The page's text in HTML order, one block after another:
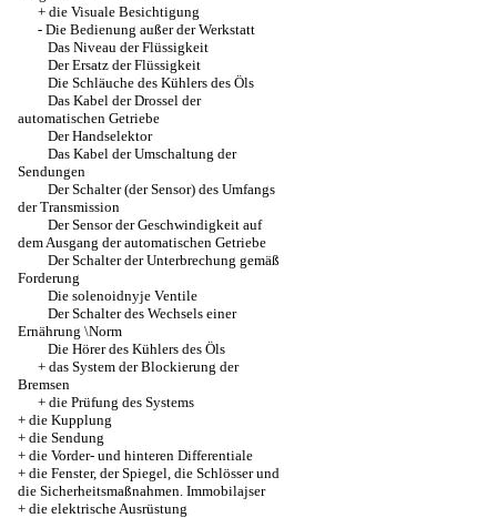
+ die Visuale Besichtigung
- Die Bedienung außer der Werkstatt
Das Niveau der Flüssigkeit
Der Ersatz der Flüssigkeit
Die Schläuche des Kühlers des Öls
Das Kabel der Drossel der
automatischen Getriebe
Der Handselektor
Das Kabel der Umschaltung der
Sendungen
Der Schalter (der Sensor) des Umfangs
der Transmission
Der Sensor der Geschwindigkeit auf
dem Ausgang der automatischen Getriebe
Der Schalter der Unterbrechung gemäß
Forderung
Die solenoidnyje Ventile
Der Schalter des Wechsels einer
Ernährung \Norm
Die Hörer des Kühlers des Öls
+ das System der Blockierung der
Bremsen
+ die Prüfung des Systems
+ die Kupplung
+ die Sendung
+ die Vorder- und hinteren Differentiale
+ die Fenster, der Spiegel, die Schlösser und
die Sicherheitsmaßnahmen. Immobilajser
+ die elektrische Ausrüstung